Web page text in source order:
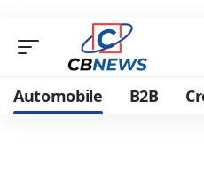
Automobile B2B